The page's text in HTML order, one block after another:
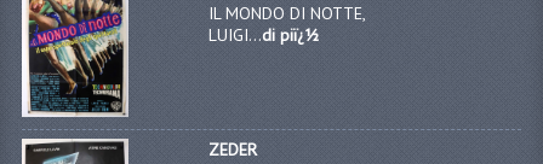
IL MONDO DI NOTTE,
LUIGI...di piï¿½
ZEDER